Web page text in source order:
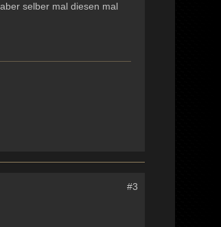
selber mal diesen mal
#3